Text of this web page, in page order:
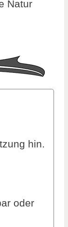
Natur
hin.
oder